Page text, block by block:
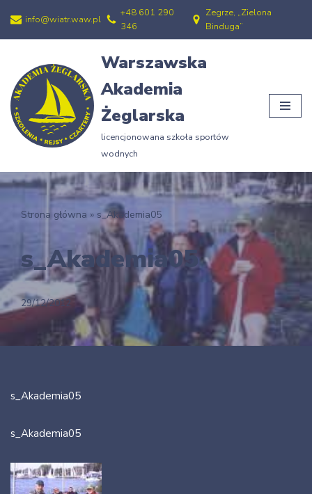
Przejdź
treści
info@wiatr.waw.pl
+48 601 290
346
Zegrze, „Zielona
Binduga”
Warszawska
Akademia
Żeglarska
licencjonowana szkoła sportów
wodnych
Strona główna » s_Akademia05
s_Akademia05
29/12/2012
s_Akademia05
s_Akademia05